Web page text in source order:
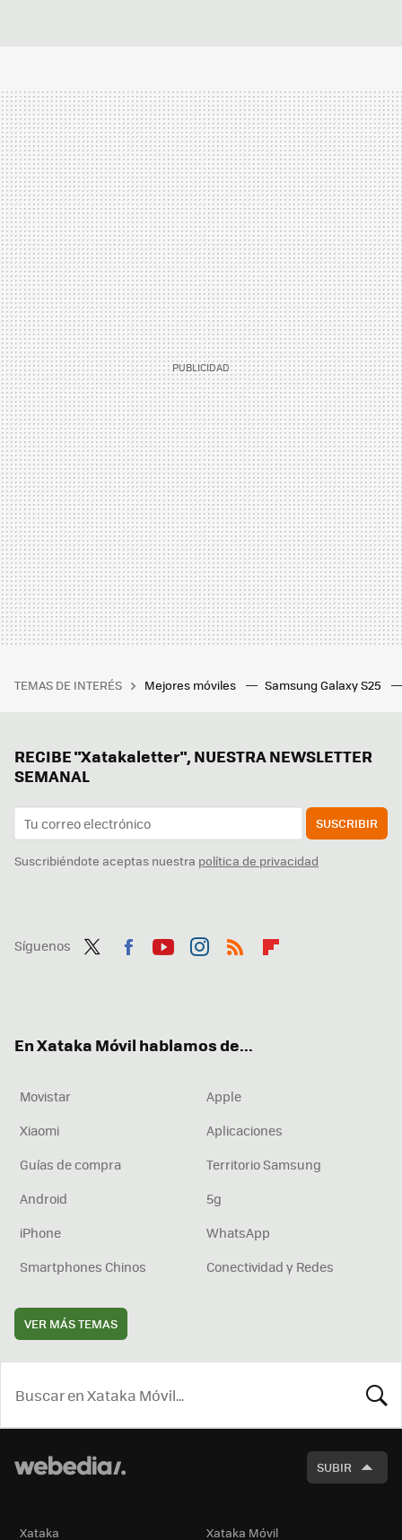
TEMAS DE INTERÉS Mejores móviles Samsung Galaxy S25
RECIBE "Xatakaletter", NUESTRA NEWSLETTER
SEMANAL
SUSCRIBIR
Suscribiéndote aceptas nuestra política de privacidad
Síguenos
En Xataka Móvil hablamos de...
Movistar
Apple
Xiaomi
Aplicaciones
Guías de compra
Territorio Samsung
Android
5g
iPhone
WhatsApp
Smartphones Chinos
Conectividad y Redes
VER MÁS TEMAS
SUBIR
Xataka Xataka Móvil